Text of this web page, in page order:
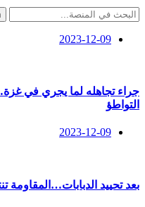
2023-12-09
جراء تجاهله لما يجري في
التواطؤ
2023-12-09
بعد تحييد الدبابات…المقاومة